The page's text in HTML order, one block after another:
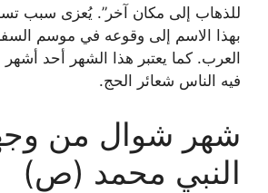
للذهاب إلى مكان آخر”. يُعزى سبب
بهذا الاسم إلى وقوعه في موسم
العرب. كما يعتبر هذا الشهر أحد
فيه الناس شعائر الحج.
شهر شوال من
النبي محمد (ص)